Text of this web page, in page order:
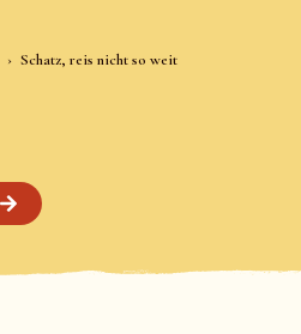
Schatz, reis nicht so weit